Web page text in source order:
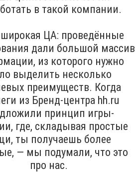
в такой компании.
ЦА: проведённые
дали большой массив
из которого нужно
выделить несколько
преимуществ. Когда
из Бренд-центра hh.ru
принцип игры-
где, складывая простые
ты получаешь более
— мы подумали, что это
про нас.